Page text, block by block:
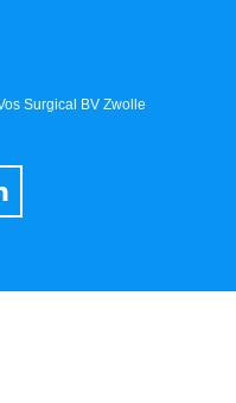
Surgical BV Zwolle